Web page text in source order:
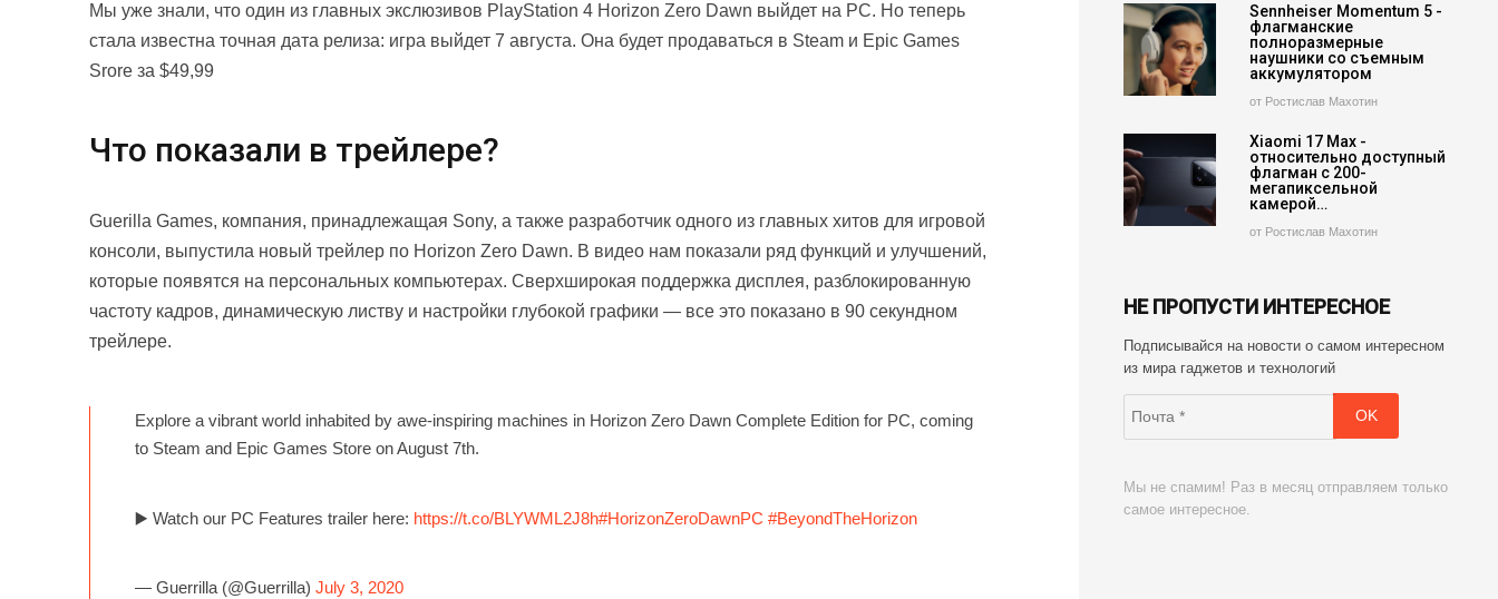
Мы уже знали, что один из главных экслюзивов PlayStation 4 Horizon Zero Dawn выйдет на PC. Но теперь
стала известна точная дата релиза: игра выйдет 7 августа. Она будет продаваться в Steam и Epic Games
Srore за $49,99
Что показали в трейлере?
Guerilla Games, компания, принадлежащая Sony, а также разработчик одного из главных хитов для игровой
консоли, выпустила новый трейлер по Horizon Zero Dawn. В видео нам показали ряд функций и улучшений,
которые появятся на персональных компьютерах. Сверхширокая поддержка дисплея, разблокированную
частоту кадров, динамическую листву и настройки глубокой графики — все это показано в 90 секундном
трейлере.
Explore a vibrant world inhabited by awe-inspiring machines in Horizon Zero Dawn Complete Edition for PC, coming
to Steam and Epic Games Store on August 7th.
▶️ Watch our PC Features trailer here: https://t.co/BLYWML2J8h#HorizonZeroDawnPC #BeyondTheHorizon
— Guerrilla (@Guerrilla) July 3, 2020
Sennheiser Momentum 5 -
флагманские
полноразмерные
наушники со съемным
аккумулятором
от Ростислав Махотин
Xiaomi 17 Max -
относительно доступный
флагман с 200-
мегапиксельной
камерой…
от Ростислав Махотин
НЕ ПРОПУСТИ ИНТЕРЕСНОЕ
Подписывайся на новости о самом интересном
из мира гаджетов и технологий
Мы не спамим! Раз в месяц отправляем только
самое интересное.